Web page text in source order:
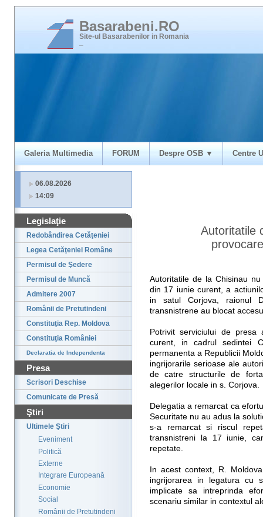
Basarabeni.RO
Site-ul Basarabenilor in Romania
Galeria Multimedia FORUM Despre OSB ▼ Centre
06.08.2026
14:09
Legislaţie
Redobândirea Cetăţeniei
Legea Cetăţeniei Române
Permisul de Şedere
Permisul de Muncă
Admitere 2007
Românii de Pretutindeni
Constituţia Rep. Moldova
Constituţia României
Declaratia de Independenta
Presa
Scrisori Deschise
Comunicate de Presă
Ştiri
Ultimele Ştiri
Eveniment
Politică
Externe
Integrare Europeană
Economie
Social
Românii de Pretutindeni
Autoritatile
Autoritatile de la Chisinau
din 17 iunie curent, a
in satul Corjova, raionul
transnistrene au blocat
Potrivit serviciului de
curent, in cadrul sedintei
permanenta a Republicii
ingrijorarile serioase ale
de catre structurile de
alegerilor locale in s. Corjova.
Delegatia a remarcat ca
Securitate nu au adus la
s-a remarcat si riscul
transnistreni la 17 iunie,
repetate.
In acest context, R.
ingrijorarea in legatura cu
implicate sa intreprinda
scenariu similar in contextul